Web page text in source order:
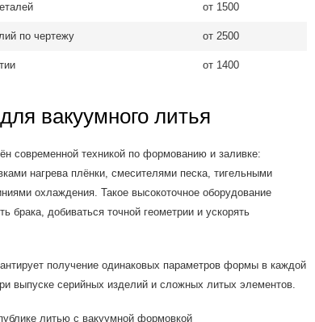
от 1500
по чертежу от 2500
от 1400
вакуумного литья
современной техникой по формованию и заливке:
нагрева плёнки, смесителями песка, тигельными
охлаждения. Такое высокоточное оборудование
брака, добиваться точной геометрии и ускорять
получение одинаковых параметров формы в каждой
выпуске серийных изделий и сложных литых элементов.